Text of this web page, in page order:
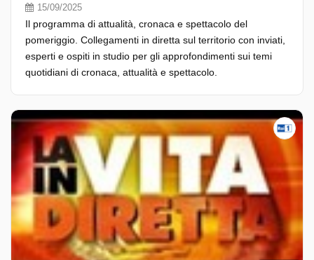
15/09/2025
Il programma di attualità, cronaca e spettacolo del
pomeriggio. Collegamenti in diretta sul territorio con inviati,
esperti e ospiti in studio per gli approfondimenti sui temi
quotidiani di cronaca, attualità e spettacolo.